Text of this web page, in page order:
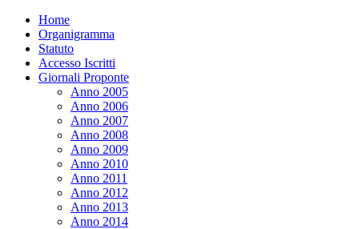
Home
Organigramma
Statuto
Accesso Iscritti
Giornali Proponte
Anno 2005
Anno 2006
Anno 2007
Anno 2008
Anno 2009
Anno 2010
Anno 2011
Anno 2012
Anno 2013
Anno 2014